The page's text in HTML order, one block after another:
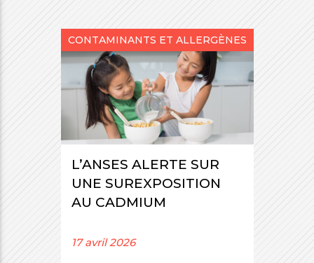
CONTAMINANTS ET ALLERGÈNES
L’ANSES ALERTE SUR
UNE SUREXPOSITION
AU CADMIUM
17 avril 2026